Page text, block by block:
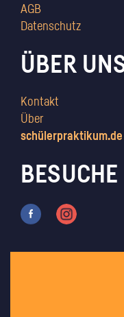
AGB
Datenschutz
ÜBER
Kontakt
Über
schülerpraktikum.de